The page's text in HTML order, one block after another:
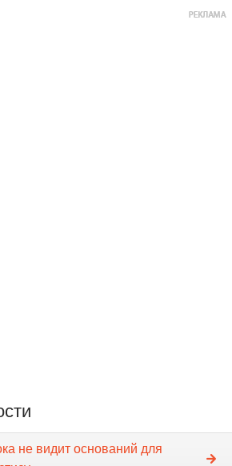
не видит оснований для